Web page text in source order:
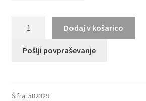
eyewear
Dodaj v košarico
Pošlji povpraševanje
Šifra: 582329